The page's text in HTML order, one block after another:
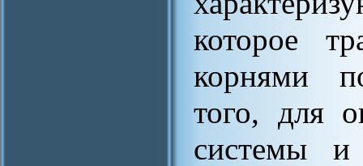
которое
корнями
того, для
системы и